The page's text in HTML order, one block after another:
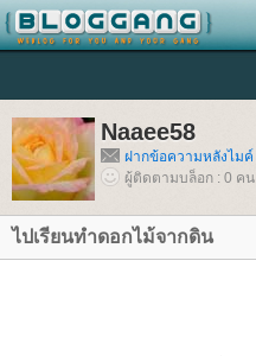
Naaee58
ฝากข้อความหลังไมค์
ผู้ติดตามบล็อก : 0 คน
ไปเรียนทำดอกไม้จากดิน